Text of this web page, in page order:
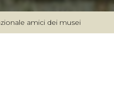
amici dei musei